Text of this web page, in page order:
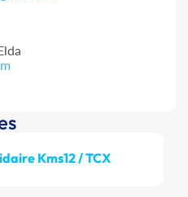
Kms12 / TCX